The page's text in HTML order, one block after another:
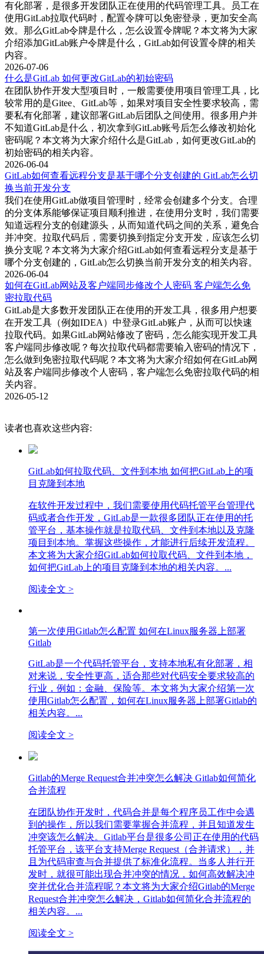
备份中恢复GitLab的状态。确保备份数据是完整和可用的，恢
复操作应在了解问题的根本原因后进行。
三、gitlab支持代码扫描功能么？
GitLab不仅是一个强大的代码管理工具，还提供了丰富的功能
来支持代码质量和安全性检查。其中包括代码扫描功能，旨在
提高代码的质量和安全性：
1. 代码质量检查：GitLab集成了代码质量检查工具，可以在
CI/CD管道中自动运行代码质量分析工具，如`SonarQube`、
`ESLint`等。这些工具可以帮助开发者发现代码中的潜在问题
和不规范的代码，从而提高代码的质量。
2. 安全扫描：GitLab内置了安全扫描功能，可以自动检测代码
中的安全漏洞。通过集成如`Snyk`、`OWASP Dependency-
Check`等安全扫描工具，GitLab可以在代码提交和合并请求过
程中自动扫描安全问题，并提供详细的报告。
3. 容器扫描：对于使用Docker等容器技术的项目，GitLab也支
持容器镜像的扫描。通过集成容器安全扫描工具，可以检查镜
像中存在的漏洞，并提供修复建议，确保容器环境的安全性。
4. 集成第三方工具：GitLab允许集成各种第三方代码扫描工具
和服务。这些工具可以通过GitLab的API进行集成，并在
CI/CD流程中运行，提供全面的代码检查和安全分析功能。
5. 漏洞管理：GitLab还提供了漏洞管理功能，可以跟踪和管理
发现的安全漏洞。用户可以在GitLab的安全仪表板中查看所有
漏洞的详细信息，并进行修复和验证。
结论
配置问题、数据库问题、应用程序错误等。通过检查服务器日
误。此外，GitLab不仅支持代码扫描和安全检测，还集成了多
种工具来提升代码质量和安全性。掌握这些解决方法和功能，
将帮助用户更好地使用GitLab，提升开发效率和项目安全性。
有化部署，是很多开发团队正在使用的代码管理工具。员工在
使用GitLab拉取代码时，配置令牌可以免密登录，更加安全高
效。那么GitLab令牌是什么，怎么设置令牌呢？本文将为大家
介绍添加GitLab账户令牌是什么，GitLab如何设置令牌的相关
内容。
2026-07-06
什么是GitLab 如何更改GitLab的初始密码
在团队协作开发大型项目时，一般需要使用项目管理工具，比
较常用的是Gitee、GitLab等，如果对项目安全性要求较高，需
要私有化部署，建议部署GitLab后团队之间使用。很多用户并
不知道GitLab是什么，初次拿到GitLab账号后怎么修改初始化
密码呢？本文将为大家介绍什么是GitLab，如何更改GitLab的
初始密码的相关内容。
2026-06-04
GitLab如何查看远程分支是基于哪个分支创建的 GitLab怎么切
换当前开发分支
我们在使用GitLab做项目管理时，经常会创建多个分支。合理
的分支体系能够保证项目顺利推进，在使用分支时，我们需要
知道远程分支的创建源头，从而知道代码之间的关系，避免合
并冲突。拉取代码后，需要切换到指定分支开发，应该怎么切
换分支呢？本文将为大家介绍GitLab如何查看远程分支是基于
哪个分支创建的，GitLab怎么切换当前开发分支的相关内容。
2026-06-04
如何在GitLab网站及客户端同步修改个人密码 客户端怎么免
密拉取代码
GitLab是大多数开发团队正在使用的开发工具，很多用户想要
在开发工具（例如IDEA）中登录GitLab账户，从而可以快速
拉取代码。如果GitLab网站修改了密码，怎么能实现开发工具
客户端同步修改呢？每次拉取代码都需要输入密码的情况下，
怎么做到免密拉取代码呢？本文将为大家介绍如何在GitLab网
站及客户端同步修改个人密码，客户端怎么免密拉取代码的相
关内容。
2026-05-12
读者也喜欢这些内容:
GitLab如何拉取代码、文件到本地 如何把GitLab上的项
目克隆到本地
在软件开发过程中，我们需要使用代码托管平台管理代
码或者合作开发，GitLab是一款很多团队正在使用的托
管平台，基本操作就是拉取代码、文件到本地以及克隆
项目到本地。掌握这些操作，才能进行后续开发流程。
本文将为大家介绍GitLab如何拉取代码、文件到本地，
如何把GitLab上的项目克隆到本地的相关内容。...
阅读全文 >
第一次使用Gitlab怎么配置 如何在Linux服务器上部署
Gitlab
GitLab是一个代码托管平台，支持本地私有化部署，相
对来说，安全性更高，适合那些对代码安全要求较高的
行业，例如：金融、保险等。本文将为大家介绍第一次
使用Gitlab怎么配置，如何在Linux服务器上部署Gitlab的
相关内容。...
阅读全文 >
Gitlab的Merge Request合并冲突怎么解决 Gitlab如何简化
合并流程
在团队协作开发时，代码合并是每个程序员工作中会遇
到的操作，所以我们需要掌握合并流程，并且知道发生
冲突该怎么解决。Gitlab平台是很多公司正在使用的代码
托管平台，该平台支持Merge Request（合并请求），并
且为代码审查与合并提供了标准化流程。当多人并行开
发时，就很可能出现合并冲突的情况，如何高效解决冲
突并优化合并流程呢？本文将为大家介绍Gitlab的Merge
Request合并冲突怎么解决，Gitlab如何简化合并流程的
相关内容。...
阅读全文 >